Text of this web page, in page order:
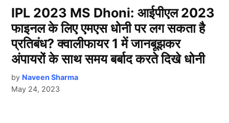
IPL 2023 MS Dhoni: आईपीएल 2023
फाइनल के लिए एमएस धोनी पर लग सकता है
प्रतिबंध? क्वालीफायर 1 में जानबूझकर
अंपायरों के साथ समय बर्बाद करते दिखे धोनी
by Naveen Sharma
May 24, 2023